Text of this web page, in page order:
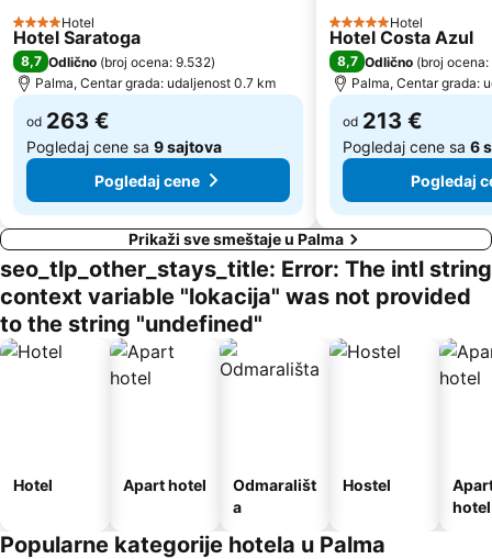
4 Zvezdice
Hotel
Hotel Saratoga
8,7 Odlično (broj ocena: 9.532)
Palma, Centar grada: udaljenost 0.7 km
od 263 €
Pogledaj cene sa 9 sajtova
Pogledaj cene
5 Zvezdice
Hotel
Hotel Costa Azul
8,7 Odlično (broj ocena:
Palma, Centar grada:
od 213 €
Pogledaj cene sa 6
Pogledaj
Prikaži sve smeštaje u Palma
seo_tlp_other_stays_title: Error: The intl string
context variable "lokacija" was not provided
to the string "undefined"
Hotel Apart hotel
Odmarališt
a
Hostel
hotel
Popularne kategorije hotela u Palma